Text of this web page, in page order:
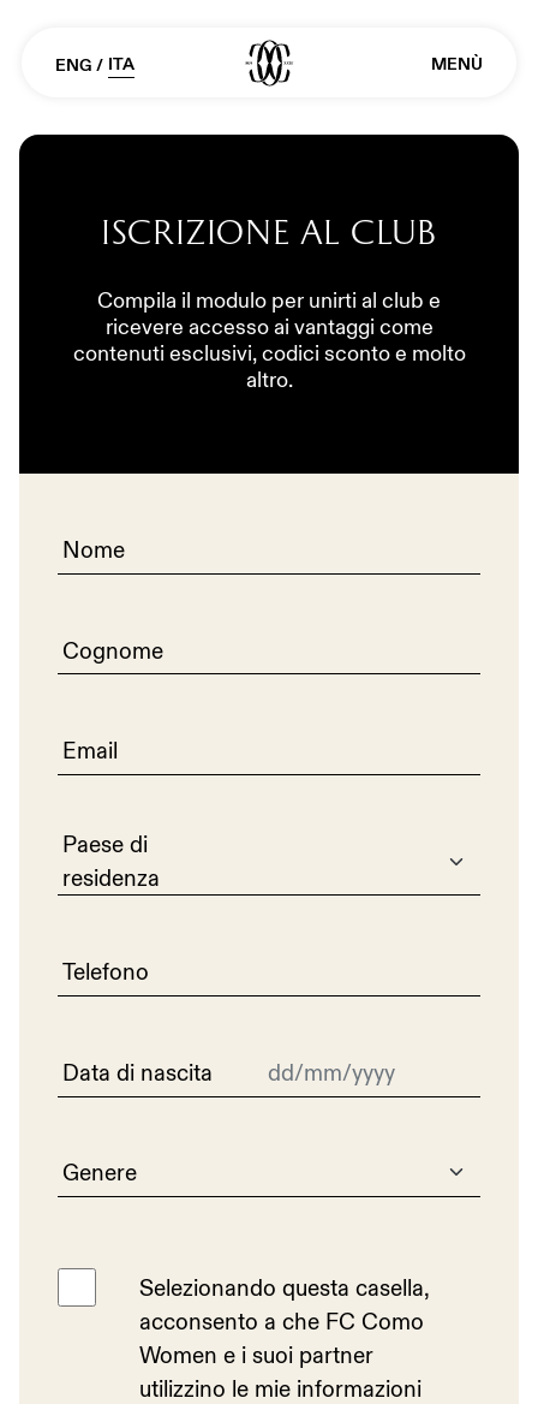
ENG / ITA MENÙ
I NOSTRI PARTNER
TEAM & MANAGEMENT
Iscrizione al club
Compila il modulo per unirti al club e
ricevere accesso ai vantaggi come
contenuti esclusivi, codici sconto e molto
altro.
Nome
Cognome
Email
Paese di
residenza
Telefono
Data di nascita
Genere
Selezionando questa casella,
acconsento a che FC Como
Women e i suoi partner
utilizzino le mie informazioni